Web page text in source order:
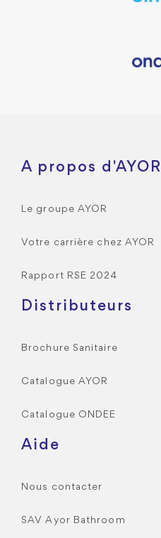
A propos d'AYOR
Le groupe AYOR
Votre carrière chez AYOR
Rapport RSE 2024
Distributeurs
Brochure Sanitaire
Catalogue AYOR
Catalogue ONDEE
Aide
Nous contacter
SAV Ayor Bathroom